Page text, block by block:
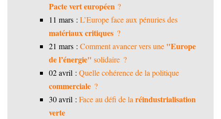
Pacte vert européen ?
11 mars : L’Europe face aux pénuries des
matériaux critiques ?
21 mars : Comment avancer vers une "Europe
de l’énergie" solidaire ?
02 avril : Quelle cohérence de la politique
commerciale ?
30 avril : Face au défi de laréindustrialisation
verte